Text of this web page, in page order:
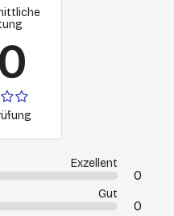
Exzellent
0
Gut
0